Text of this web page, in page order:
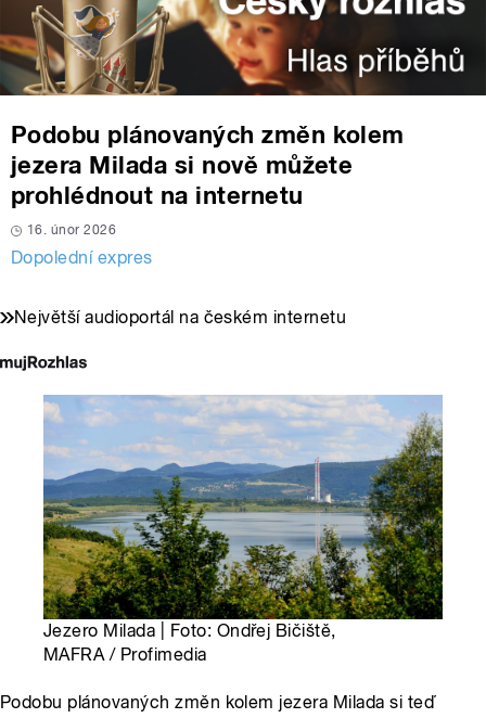
Podobu plánovaných změn kolem
jezera Milada si nově můžete
prohlédnout na internetu
16. únor 2026
Dopolední expres
Největší audioportál na českém internetu
Jezero Milada | Foto: Ondřej Bičiště,
MAFRA / Profimedia
Podobu plánovaných změn kolem jezera Milada si teď